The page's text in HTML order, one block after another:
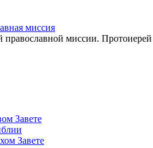
миссия
православной миссии.
Завете
Завете